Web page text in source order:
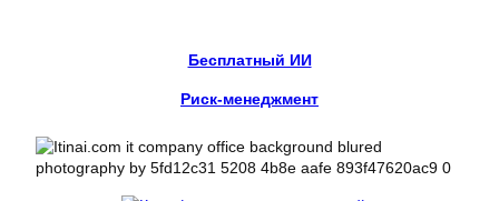
Бесплатный ИИ
Риск-менеджмент